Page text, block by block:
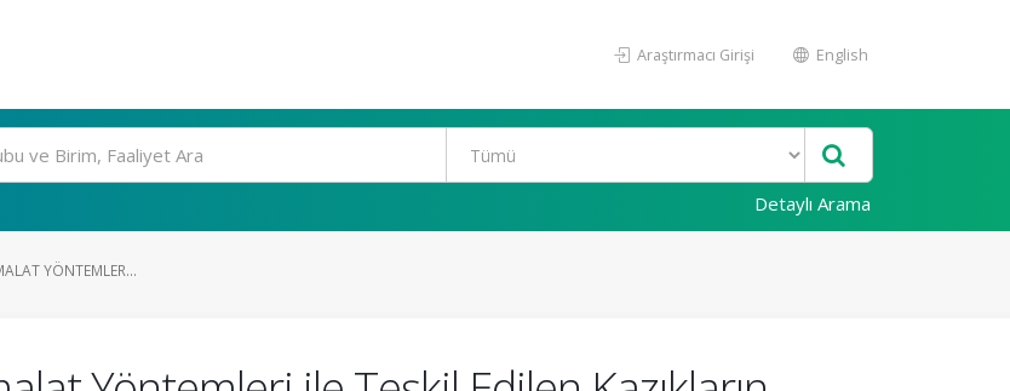
Araştırmacı Girişi English
Detaylı Arama
YÖNTEMLER...